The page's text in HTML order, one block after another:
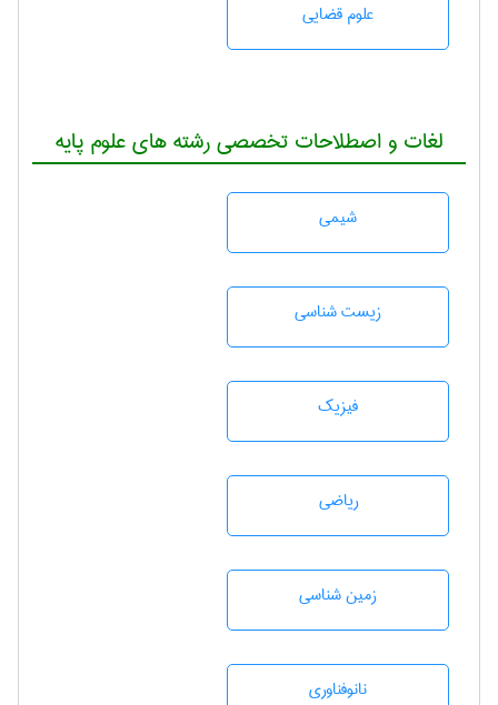
علوم قضایی
لغات و اصطلاحات تخصصی رشته های علوم پایه
شيمی
زيست شناسی
فیزیک
رياضی
زمين شناسی
نانوفناوری